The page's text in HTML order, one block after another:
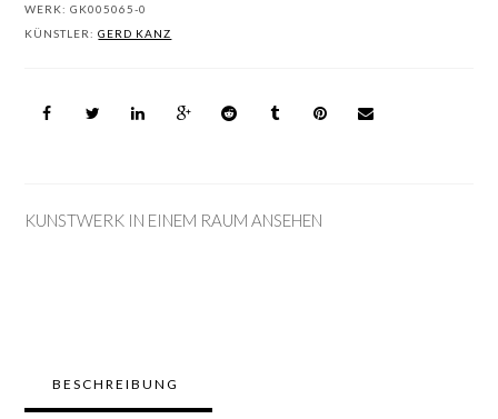
WERK:GK005065-0
KÜNSTLER:GERD KANZ
KUNSTWERK IN EINEM RAUM ANSEHEN
BESCHREIBUNG